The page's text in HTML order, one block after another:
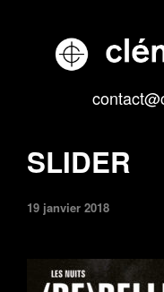
SLIDER
19 janvier 2018